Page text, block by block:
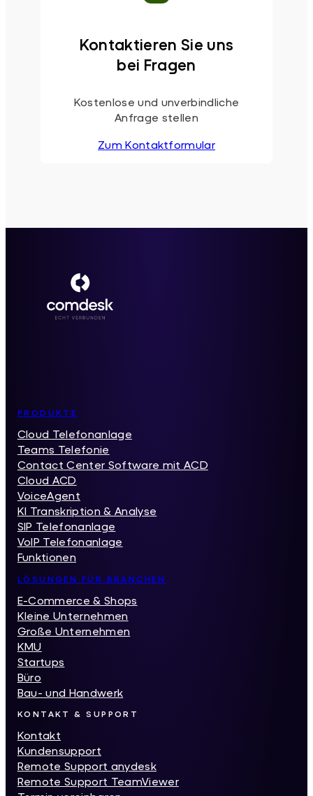
Kontaktieren Sie uns
bei Fragen
Kostenlose und unverbindliche
Anfrage stellen
Zum Kontaktformular
Inhaltsverzeichnis
PRODUKTE
Cloud Telefonanlage
Teams Telefonie
Contact Center Software mit ACD
Cloud ACD
VoiceAgent
KI Transkription & Analyse
SIP Telefonanlage
VoIP Telefonanlage
Funktionen
LÖSUNGEN FÜR BRANCHEN
E-Commerce & Shops
Kleine Unternehmen
Große Unternehmen
KMU
Startups
Büro
Bau- und Handwerk
KONTAKT & SUPPORT
Kontakt
Kundensupport
Remote Support anydesk
Remote Support TeamViewer